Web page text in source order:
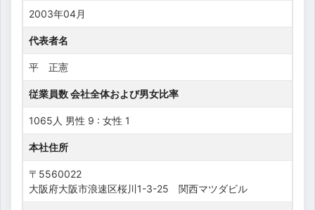
2003年04月
代表者名
平 正憲
従業員数 会社全体および男女比率
1065人 男性 9 : 女性 1
本社住所
〒5560022
大阪府大阪市浪速区桜川1-3-25 関西マツダビル